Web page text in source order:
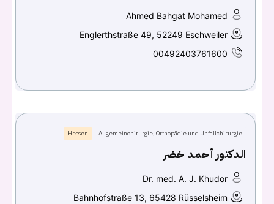
Continue withGoogle
Ahmed Bahgat Mohamed
Englerthstraße 49, 52249 Eschweiler
00492403761600
Allgemeinchirurgie, Orthopädie und Unfallchirurgie
Hessen
الدكتور أحمد خضر
Dr. med. A. J. Khudor
Bahnhofstraße 13, 65428 Rüsselsheim